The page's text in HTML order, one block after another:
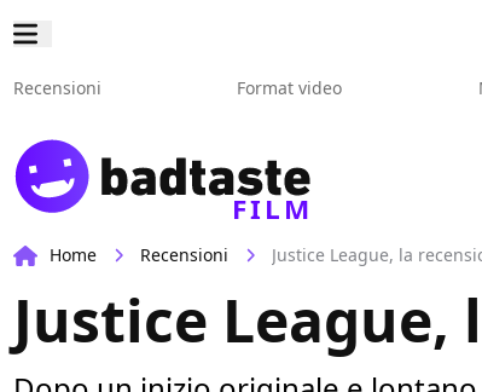
Recensioni Format video
FILM
Home Recensioni Justice League, la
Justice League,